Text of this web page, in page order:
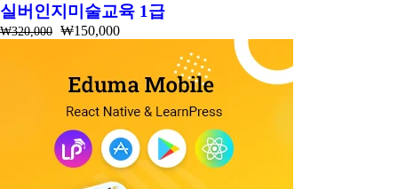
실버인지미술교육 1급
₩320,000 ₩150,000